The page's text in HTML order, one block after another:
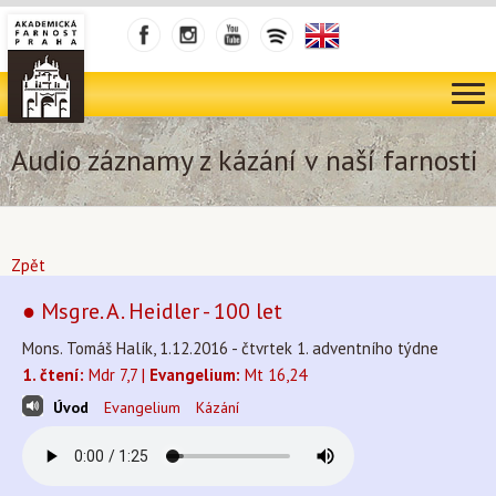
Audio záznamy z kázání v naší farnosti
Zpět
● Msgre. A. Heidler - 100 let
Mons. Tomáš Halík, 1.12.2016 - čtvrtek 1. adventního týdne
1. čtení: Mdr 7,7 | Evangelium: Mt 16,24
Úvod Evangelium Kázání